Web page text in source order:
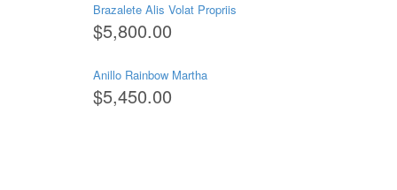
Brazalete Alis Volat Propriis
$5,800.00
Anillo Rainbow Martha
$5,450.00